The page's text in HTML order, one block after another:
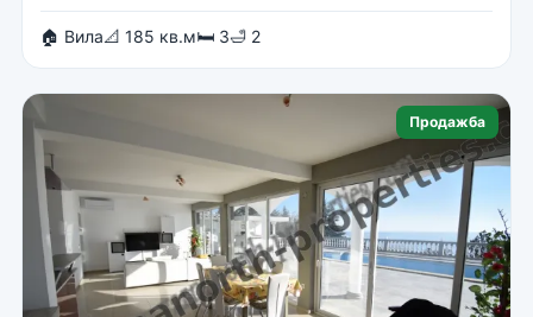
🏠 Вила📐 185 кв.м🛏 3🛁 2
Продажба